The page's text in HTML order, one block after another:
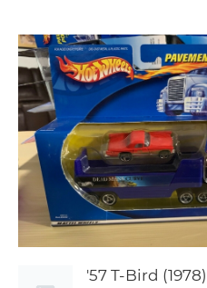
'57 T-Bird (1978)